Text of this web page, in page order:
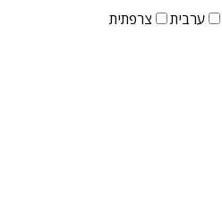
ערבית צרפתית